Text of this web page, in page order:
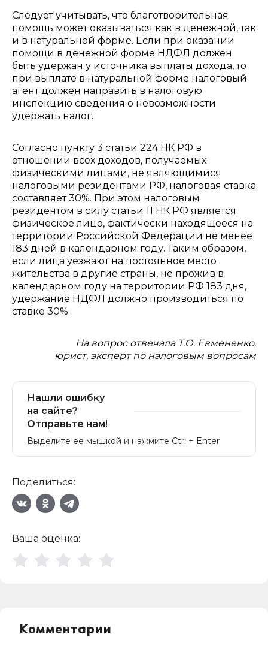
Следует учитывать, что благотворительная
помощь может оказываться как в денежной, так
и в натуральной форме. Если при оказании
помощи в денежной форме НДФЛ должен
быть удержан у источника выплаты дохода, то
при выплате в натуральной форме налоговый
агент должен направить в налоговую
инспекцию сведения о невозможности
удержать налог.
Согласно пункту 3 статьи 224 НК РФ в
отношении всех доходов, получаемых
физическими лицами, не являющимися
налоговыми резидентами РФ, налоговая ставка
составляет 30%. При этом налоговым
резидентом в силу статьи 11 НК РФ является
физическое лицо, фактически находящееся на
территории Российской Федерации не менее
183 дней в календарном году. Таким образом,
если лица уезжают на постоянное место
жительства в другие страны, не прожив в
календарном году на территории РФ 183 дня,
удержание НДФЛ должно производиться по
ставке 30%.
На вопрос отвечала Т.О. Евмененко,
юрист, эксперт по налоговым вопросам
Нашли ошибку
на сайте?
Отправьте нам!
Выделите ее мышкой и нажмите Ctrl + Enter
Поделиться:
Ваша оценка:
Комментарии